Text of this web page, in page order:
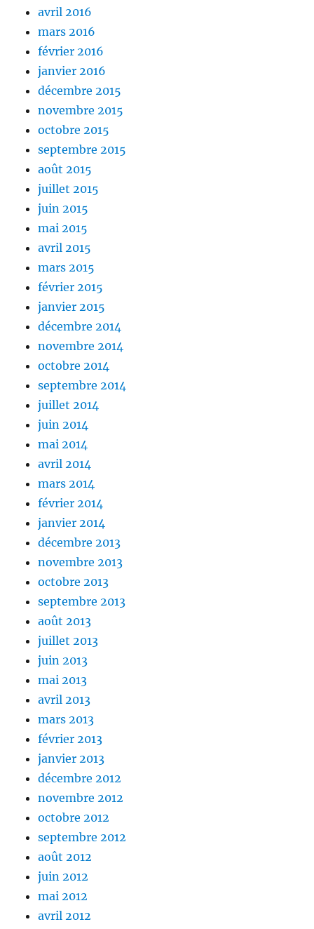
avril 2016
mars 2016
février 2016
janvier 2016
décembre 2015
novembre 2015
octobre 2015
septembre 2015
août 2015
juillet 2015
juin 2015
mai 2015
avril 2015
mars 2015
février 2015
janvier 2015
décembre 2014
novembre 2014
octobre 2014
septembre 2014
juillet 2014
juin 2014
mai 2014
avril 2014
mars 2014
février 2014
janvier 2014
décembre 2013
novembre 2013
octobre 2013
septembre 2013
août 2013
juillet 2013
juin 2013
mai 2013
avril 2013
mars 2013
février 2013
janvier 2013
décembre 2012
novembre 2012
octobre 2012
septembre 2012
août 2012
juin 2012
mai 2012
avril 2012